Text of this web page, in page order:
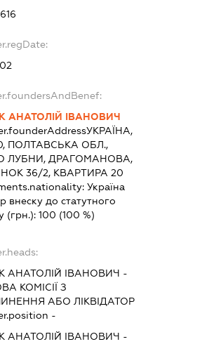
АНАТОЛІЙ ІВАНОВИЧ
УКРАЇНА,
ПОЛТАВСЬКА ОБЛ.,
ЛУБНИ, ДРАГОМАНОВА,
36/2, КВАРТИРА 20
Україна
внеску до статутного
(грн.): 100 (100 %)
АНАТОЛІЙ ІВАНОВИЧ -
КОМІСІЇ З
АБО ЛІКВІДАТОР
-
АНАТОЛІЙ ІВАНОВИЧ -